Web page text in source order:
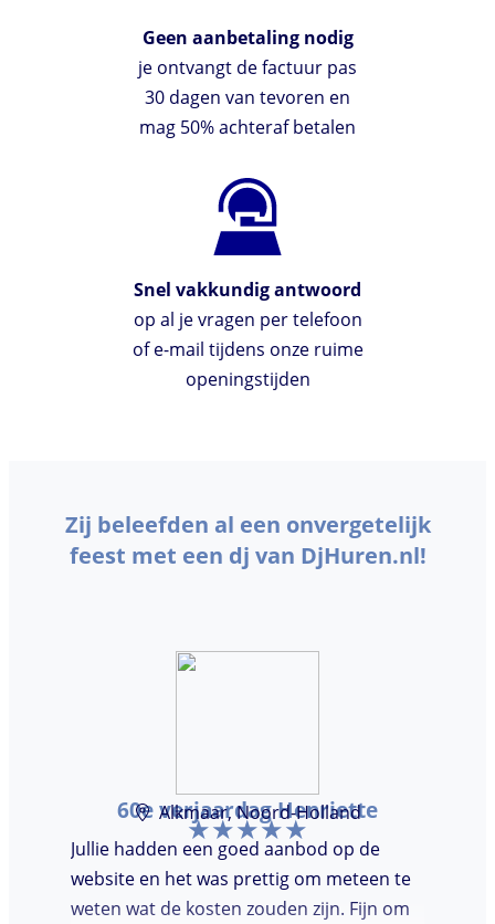
Geen aanbetaling nodig
je ontvangt de factuur pas
30 dagen van tevoren en
mag 50% achteraf betalen
Snel vakkundig antwoord
op al je vragen per telefoon
of e-mail tijdens onze ruime
openingstijden
Zij beleefden al een onvergetelijk
feest met een dj van DjHuren.nl!
60e verjaardag Henriette
Alkmaar, Noord-Holland
Jullie hadden een goed aanbod op de
website en het was prettig om meteen te
weten wat de kosten zouden zijn. Fijn om